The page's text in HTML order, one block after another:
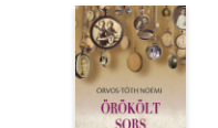
Minikönyv
Művészet